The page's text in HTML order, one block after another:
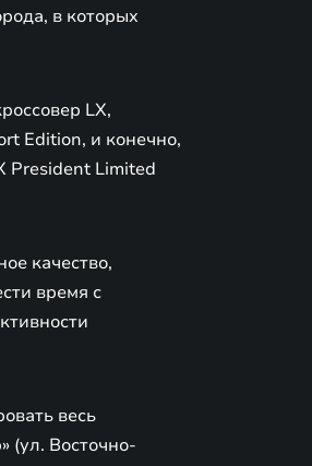
в которых
LX,
Edition, и конечно,
President Limited
качество,
время с
весь
(ул. Восточно-